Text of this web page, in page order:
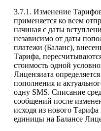
3.7.1. Изменение
применяется ко всем
начиная с даты
независимо от даты
платежи (Баланс),
Тарифа,
стоимость одной
Лицензиата
пополнения и
одну SMS. Списание
сообщений после
исходя из нового
единицы на Балансе